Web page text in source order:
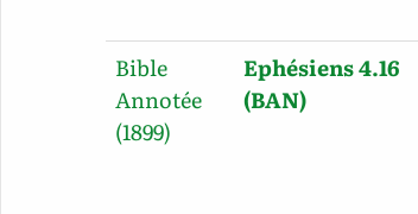
Bible
Annotée
(1899)
Ephésiens 4.16
(BAN)